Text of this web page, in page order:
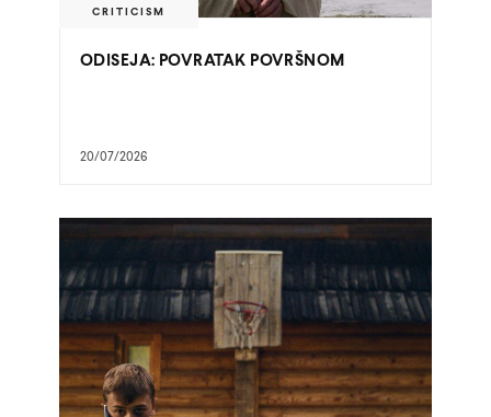
CRITICISM
ODISEJA: POVRATAK POVRŠNOM
20/07/2026